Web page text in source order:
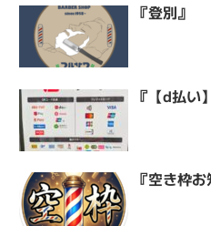
『登別』
『【d払い
『空き枠